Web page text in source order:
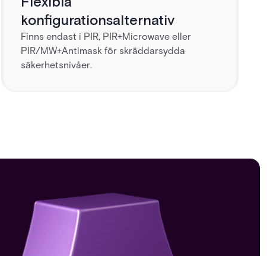
konfigurationsalternativ
Finns endast i PIR, PIR+Microwave eller
PIR/MW+Antimask för skräddarsydda
säkerhetsnivåer.